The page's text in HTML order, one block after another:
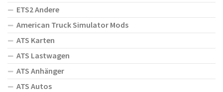
ETS2 Andere
American Truck Simulator Mods
ATS Karten
ATS Lastwagen
ATS Anhänger
ATS Autos